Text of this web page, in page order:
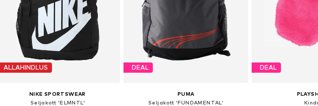
ALLAHINDLUS
NIKE SPORTSWEAR
Seljakott 'ELMNTL'
DEAL
PUMA
Seljakott 'FUNDAMENTAL'
DEAL